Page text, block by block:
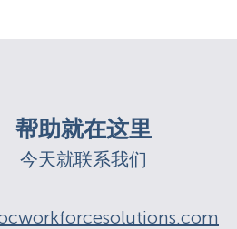
帮助就在这里
今天就联系我们